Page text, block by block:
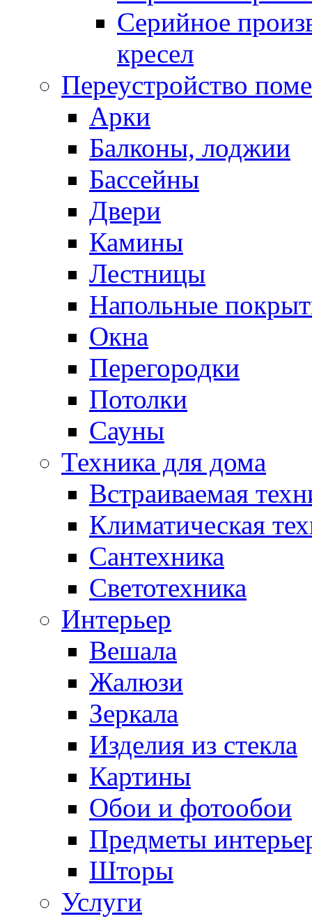
Серийное
кресел
Переустройство
Арки
Балконы, лоджии
Бассейны
Двери
Камины
Лестницы
Напольные
Окна
Перегородки
Потолки
Сауны
Техника для дома
Встраиваемая
Климатическая
Сантехника
Светотехника
Интерьер
Вешала
Жалюзи
Зеркала
Изделия из стекла
Картины
Обои и фотообои
Предметы
Шторы
Услуги